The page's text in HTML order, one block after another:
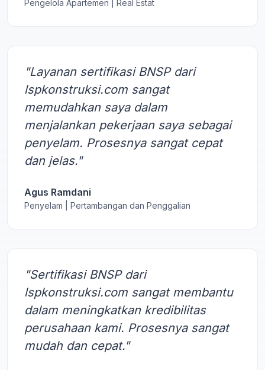
Pengelola Apartemen | Real Estat
"Layanan sertifikasi BNSP dari
lspkonstruksi.com sangat
memudahkan saya dalam
menjalankan pekerjaan saya sebagai
penyelam. Prosesnya sangat cepat
dan jelas."
Agus Ramdani
Penyelam | Pertambangan dan Penggalian
"Sertifikasi BNSP dari
lspkonstruksi.com sangat membantu
dalam meningkatkan kredibilitas
perusahaan kami. Prosesnya sangat
mudah dan cepat."